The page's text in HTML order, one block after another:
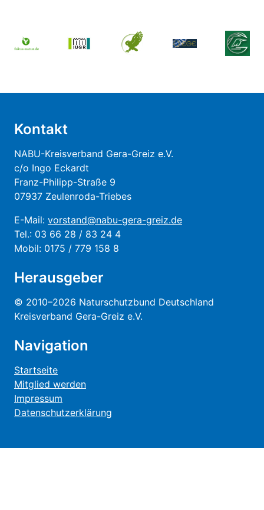
Kontakt
NABU-Kreisverband Gera-Greiz e.V.
c/o Ingo Eckardt
Franz-Philipp-Straße 9
07937 Zeulenroda-Triebes
E-Mail: vorstand@nabu-gera-greiz.de
Tel.: 03 66 28 / 83 24 4
Mobil: 0175 / 779 158 8
Herausgeber
© 2010–2026 Naturschutzbund Deutschland
Kreisverband Gera-Greiz e.V.
Navigation
Startseite
Mitglied werden
Impressum
Datenschutzerklärung